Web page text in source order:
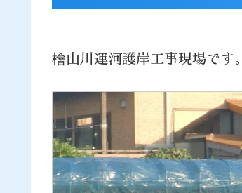
檜山川運河護岸工事現場です。